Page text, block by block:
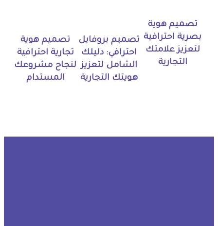
تصميم هوية
بصرية احترافية
لتعزيز علامتك
التجارية
تصميم بروفايل
احترافي: دليلك
الشامل لتعزيز
هويتك التجارية
تصميم هوية
تجارية احترافية
لنجاح مشروعك
المستدام